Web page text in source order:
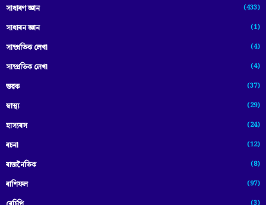
সাধাৰণ জ্ঞান (433)
সাধাৰন জ্ঞান (1)
সাম্প্রতিক লেখা (4)
সাম্প্ৰতিক লেখা (4)
স্তৱক (37)
স্বাস্থ্য (29)
হাস্যৰস (24)
ৰচনা (12)
ৰাজনৈতিক (8)
ৰাশিফল (97)